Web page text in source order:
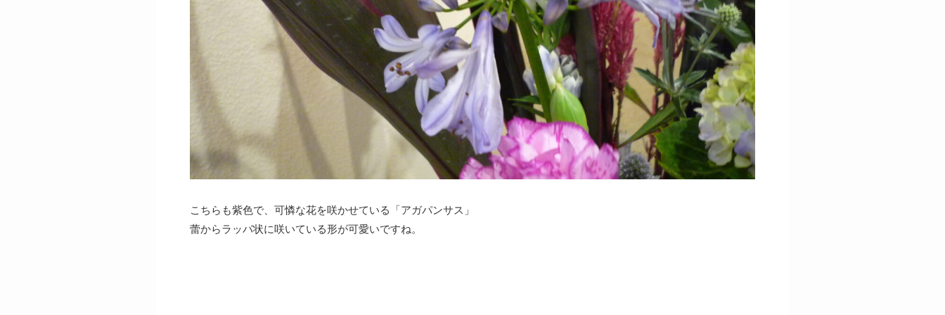
こちらも紫色で、可憐な花を咲かせている「アガパンサス」
蕾からラッパ状に咲いている形が可愛いですね。